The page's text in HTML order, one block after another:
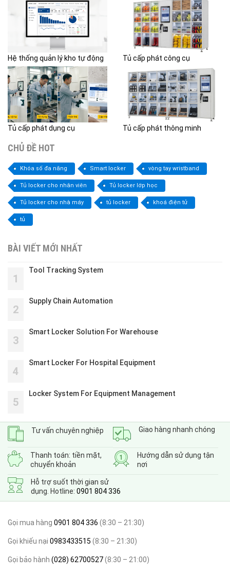
Hệ thống quản lý kho tự động Tủ cấp phát công cụ
Tủ cấp phát dụng cụ Tủ cấp phát thông minh
CHỦ ĐỀ HOT
Khóa số đa năng Smart locker vòng tay wristband
Tủ locker cho nhân viên Tủ locker lớp học
Tủ locker cho nhà máy tủ locker khoá điện tử
tủ
BÀI VIẾT MỚI NHẤT
1
Tool Tracking System
2
Supply Chain Automation
3
Smart Locker Solution For Warehouse
4
Smart Locker For Hospital Equipment
5
Locker System For Equipment Management
Tư vấn chuyên nghiệp Giao hàng nhanh chóng
Thanh toán: tiền mặt,
chuyển khoản
Hướng dẫn sử dụng tận
nơi
Hỗ trợ suốt thời gian sử
dụng. Hotline: 0901 804 336
Gọi mua hàng 0901 804 336 (8:30 – 21:30)
Gọi khiếu nại 0983433515 (8:30 – 21:30)
Gọi bảo hành (028) 62700527(8:30 – 21:00)